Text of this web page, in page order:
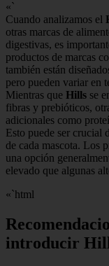
«`
Cuando analizamos el
otras marcas de
digestivas, es
productos de marcas
también están
pero pueden variar en
Mientras que Hills se
fibras y prebióticos,
adicionales como
Esto puede ser crucial
de cada mascota. Los
una opción
elevado que algunas
«`html
introducir